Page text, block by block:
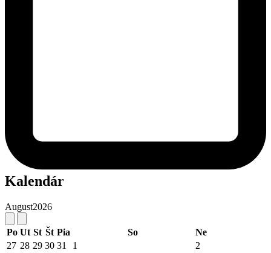
Kalendár
August2026
Po Ut St Št Pia So
Ne
27 28 29 30 31 1
2